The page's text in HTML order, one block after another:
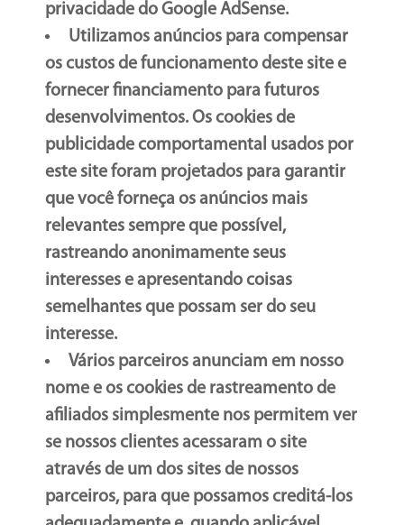
privacidade do Google AdSense.
Utilizamos anúncios para compensar
os custos de funcionamento deste site e
fornecer financiamento para futuros
desenvolvimentos. Os cookies de
publicidade comportamental usados por
este site foram projetados para garantir
que você forneça os anúncios mais
relevantes sempre que possível,
rastreando anonimamente seus
interesses e apresentando coisas
semelhantes que possam ser do seu
interesse.
Vários parceiros anunciam em nosso
nome e os cookies de rastreamento de
afiliados simplesmente nos permitem ver
se nossos clientes acessaram o site
através de um dos sites de nossos
parceiros, para que possamos creditá-los